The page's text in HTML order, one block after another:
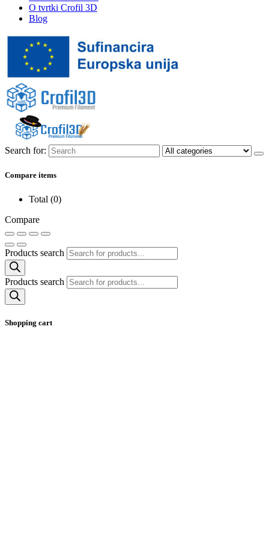
O tvrtki Crofil 3D
Blog
Search for:
Compare items
Total (0)
Compare
Products search
Products search
Shopping cart